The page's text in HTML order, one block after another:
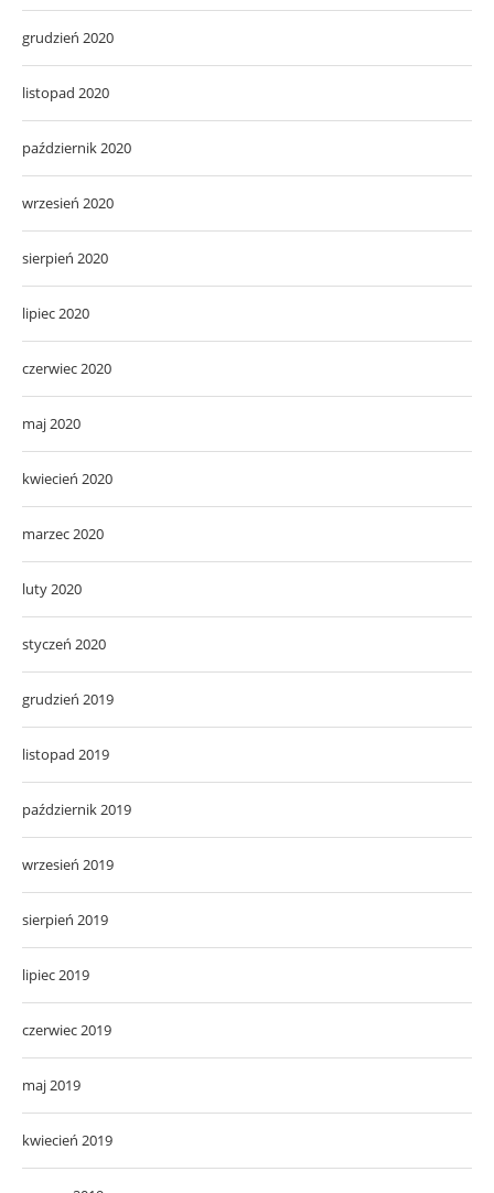
grudzień 2020
listopad 2020
październik 2020
wrzesień 2020
sierpień 2020
lipiec 2020
czerwiec 2020
maj 2020
kwiecień 2020
marzec 2020
luty 2020
styczeń 2020
grudzień 2019
listopad 2019
październik 2019
wrzesień 2019
sierpień 2019
lipiec 2019
czerwiec 2019
maj 2019
kwiecień 2019